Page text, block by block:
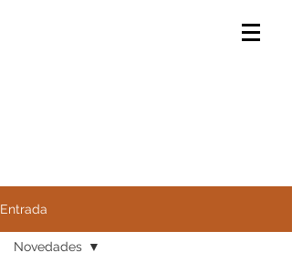
Entrada
Novedades